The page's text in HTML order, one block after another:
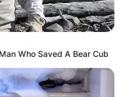
Who Saved A Bear Cub